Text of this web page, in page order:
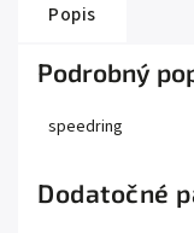
Popis
Podrobný
speedring
Dodatočné